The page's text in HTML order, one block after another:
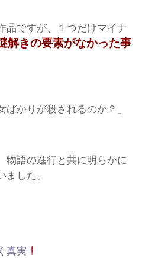
品ですが、１つだけマイナ
解きの要素がなかった事
ばかりが殺されるのか？」
物語の進行と共に明らかに
した。
真実